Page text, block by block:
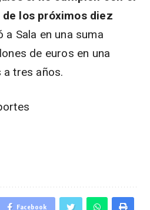
los próximos diez
Sala en una suma
de euros en una
tres años.
Facebook